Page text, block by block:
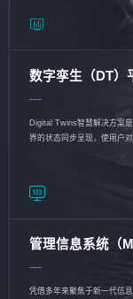
数字孪生（DT）
Digital Twins智慧解决方案
界的状态同步呈现，使用户
管理信息系统（
凭借多年来聚焦于新一代信